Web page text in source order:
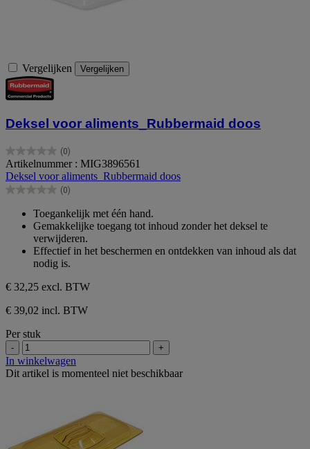
Vergelijken Vergelijken
Deksel voor aliments_Rubbermaid doos
(0)
0.0
van
de
5
Artikelnummer : MIG3896561
Deksel voor aliments_Rubbermaid doos
(0)
0.0
sterren.
Toegankelijk met één hand.
Gemakkelijke toegang tot inhoud zonder het deksel te
verwijderen.
Effectief in het beschermen en ontdekken van inhoud als dat
nodig is.
€ 32,25 excl. BTW
€ 39,02 incl. BTW
Per stuk
- +
In winkelwagen
Dit artikel is momenteel niet beschikbaar